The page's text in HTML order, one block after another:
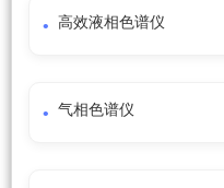
高效液相色谱仪
气相色谱仪